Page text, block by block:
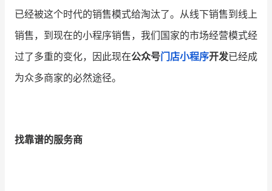
行业洞察
品牌消费观 行业报告
已经被这个时代的销售模式给淘汰了。从线下销售到线上
销售，到现在的小程序销售，我们国家的市场经营模式经
过了多重的变化，因此现在公众号门店小程序开发已经成
为众多商家的必然途径。
找靠谱的服务商